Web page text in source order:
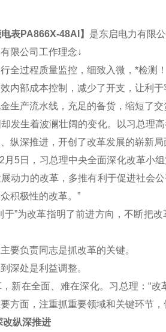
表PA866X-48AI 】 是东启电力有限
限公司工作理念↓
全过程质量监控，细致入微，*检测！
内部成本控制，减少了开支，让利于
生产流水线，充足的备货，缩短了交
发生着波澜壮阔的变化。以习总理
纵深推进，开创了改革发展的崭新局
5日，习总理中央全面深化改革小组
动力的改革，多推有利于促进社会
积极性的改革。”
”为改革指明了前进方向，不断把改
责同志是抓改革的关键。
深处是利益调整。
新在全面、难在深化。习总理：“
方面，注重抓重要领域和关键环节
改纵深推进